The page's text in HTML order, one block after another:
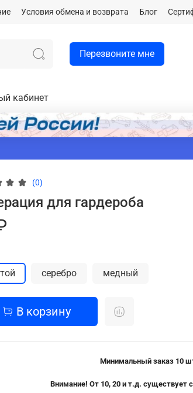
Условия обмена и возврата Блог
Перезвоните мне
кабинет
(0)
для гардероба
серебро медный
В корзину
Минимальный заказ 10
Внимание! От 10, 20 и т.д. существует